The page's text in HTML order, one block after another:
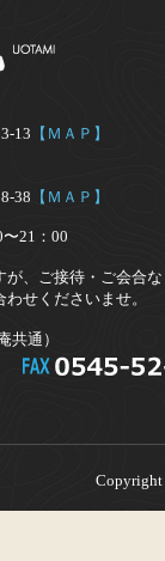
13 【ＭＡＰ】
38 【ＭＡＰ】
21：00
が、ご接待・ご会合
せくださいませ。
共通）